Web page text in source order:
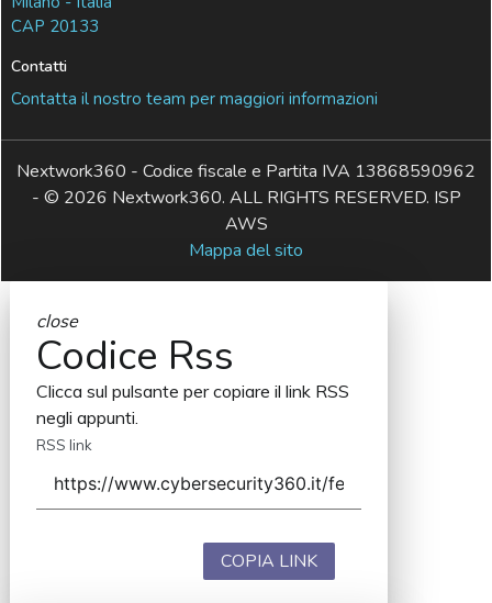
CAP 20133
Contatti
Contatta il nostro team per maggiori informazioni
Nextwork360 - Codice fiscale e Partita IVA 13868590962
- © 2026 Nextwork360. ALL RIGHTS RESERVED. ISP
AWS
Mappa del sito
close
Codice Rss
Clicca sul pulsante per copiare il link RSS
negli appunti.
RSS link
COPIA LINK